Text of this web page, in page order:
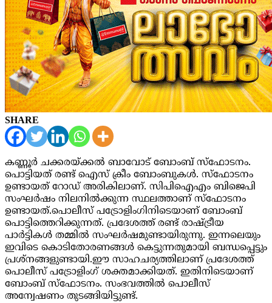
SHARE
കണ്ണൂർ ചക്കരയ്ക്കൽ ബാവോട് ബോംബ് സ്ഫോടനം.
പൊട്ടിയത് രണ്ട് ഐസ് ക്രീം ബോംബുകൾ. സ്ഫോടനം
ഉണ്ടായത് റോഡ് അരികിലാണ്. സിപിഐഎം ബിജെപി
സംഘർഷം നിലനിൽക്കുന്ന സ്ഥലത്താണ് സ്ഫോടനം
ഉണ്ടായത്.പൊലീസ് പട്രോളിംഗിനിടെയാണ് ബോംബ്
പൊട്ടിത്തെറിക്കുന്നത്. പ്രദേശത്ത് രണ്ട് രാഷ്ട്രീയ
പാര്‍ട്ടികള്‍ തമ്മില്‍ സംഘര്‍ഷമുണ്ടായിരുന്നു. ഇന്നലെയും
ഇവിടെ കൊടിതോരണങ്ങള്‍ കെട്ടുന്നതുമായി ബന്ധപ്പെട്ടും
പ്രശ്നങ്ങളുണ്ടായി.ഈ സാഹചര്യത്തിലാണ് പ്രദേശത്ത്
പൊലീസ് പട്രോളിംഗ് ശക്തമാക്കിയത്. ഇതിനിടെയാണ്
ബോംബ് സ്ഫോടനം. സംഭവത്തില്‍ പൊലീസ്
അന്വേഷണം തുടങ്ങിയിട്ടുണ്ട്.